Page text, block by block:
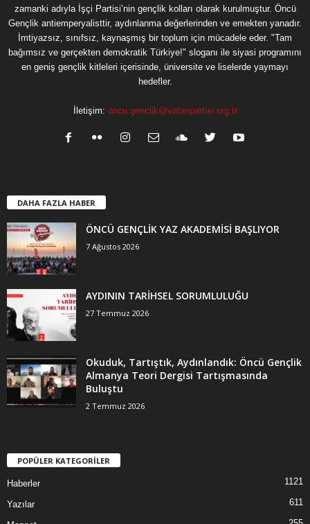
zamanki adıyla İşçi Partisi’nin gençlik kolları olarak kurulmuştur. Öncü
Gençlik antiemperyalisttir, aydınlanma değerlerinden ve emekten yanadır.
İmtiyazsız, sınıfsız, kaynaşmış bir toplum için mücadele eder. "Tam
bağımsız ve gerçekten demokratik Türkiye!" sloganı ile siyasi programını
en geniş gençlik kitleleri içerisinde, üniversite ve liselerde yaymayı
hedefler.
İletişim: oncu.genclik@vatanpartisi.org.tr
DAHA FAZLA HABER
ÖNCÜ GENÇLİK YAZ AKADEMİSİ BAŞLIYOR
7 Ağustos 2026
AYDININ TARİHSEL SORUMLULUĞU
27 Temmuz 2026
Okuduk, Tartıştık, Aydınlandık: Öncü Gençlik
Almanya Teori Dergisi Tartışmasında
Buluştu
2 Temmuz 2026
POPÜLER KATEGORİLER
Haberler 1121
Yazılar 611